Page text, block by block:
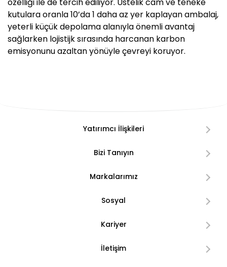
kutulara oranla 10’da 1 daha az yer kaplayan ambalaj,
yeterli küçük depolama alanıyla önemli avantaj
sağlarken lojistijk sırasında harcanan karbon
emisyonunu azaltan yönüyle çevreyi koruyor.
Yatırımcı İlişkileri
Bizi Tanıyın
Markalarımız
Sosyal
Kariyer
İletişim